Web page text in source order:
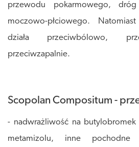
przewodu pokarmowego, dróg
moczowo-płciowego.
działa przeciwbólowo,
przeciwzapalnie.
Scopolan Compositum -
- nadwrażliwość na
metamizolu, inne